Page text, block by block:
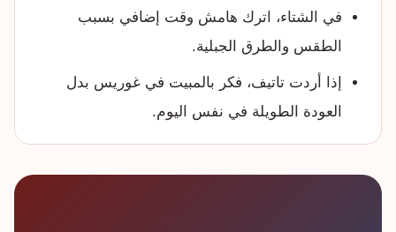
في الشتاء، اترك هامش وقت إضافي بسبب
الطقس والطرق الجبلية.
إذا أردت تاتيف، فكر بالمبيت في غوريس بدل
العودة الطويلة في نفس اليوم.